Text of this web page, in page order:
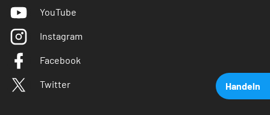
Handeln
YouTube
Instagram
Facebook
Twitter